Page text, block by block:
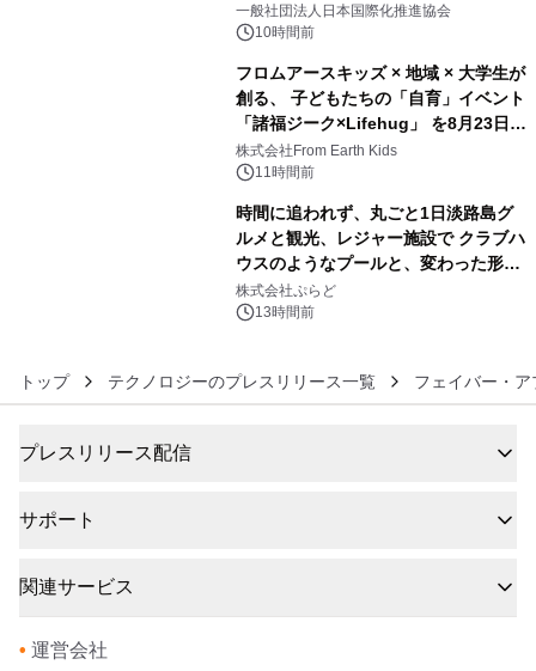
一般社団法人日本国際化推進協会
10時間前
フロムアースキッズ × 地域 × 大学生が
創る、 子どもたちの「自育」イベント
「諸福ジーク×Lifehug」 を8月23日
(日)開催
株式会社From Earth Kids
11時間前
時間に追われず、丸ごと1日淡路島グ
ルメと観光、レジャー施設で クラブハ
ウスのようなプールと、変わった形の
サウナも 「THE BOXY AWAJI」のお
得な素泊まり連泊プランで
株式会社ぷらど
13時間前
トップ テクノロジーのプレスリリース一覧 フェイバー・
プレスリリース配信
サポート
関連サービス
• 運営会社